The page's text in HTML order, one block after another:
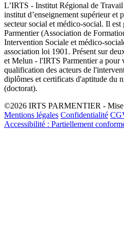
L’IRTS - Institut Régional de
institut d’enseignement supérieur et
secteur social et médico-social. Il
Parmentier (Association de
Intervention Sociale et médico-
association loi 1901. Présent sur
et Melun - l'IRTS Parmentier a pour
qualification des acteurs de
diplômes et certificats d'aptitude du
(doctorat).
©2026 IRTS PARMENTIER - Mise
Mentions légales Confidentialité
Accessibilité : Partiellement